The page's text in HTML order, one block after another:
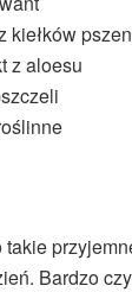
kiełków
z aloesu
takie
Bardzo